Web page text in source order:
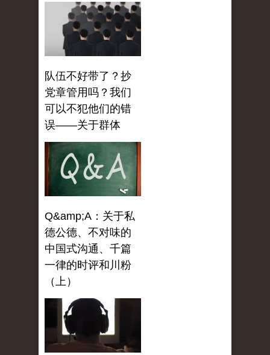
队伍不好带了？抄
党章管用吗？我们
可以不犯他们的错
误——关于群体
Q&amp;A：关于私
德公德、不对味的
中国式沟通、千篇
一律的时评和川粉
（上）